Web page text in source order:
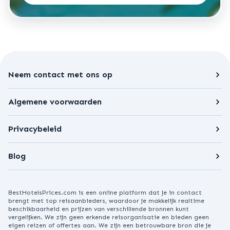
Neem contact met ons op
Algemene voorwaarden
Privacybeleid
Blog
BestHotelsPrices.com is een online platform dat je in contact
brengt met top reisaanbieders, waardoor je makkelijk realtime
beschikbaarheid en prijzen van verschillende bronnen kunt
vergelijken. We zijn geen erkende reisorganisatie en bieden geen
eigen reizen of offertes aan. We zijn een betrouwbare bron die je